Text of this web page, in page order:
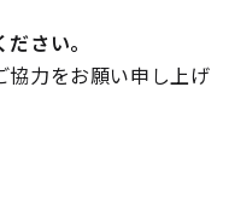
さい。
協力をお願い申し上げ